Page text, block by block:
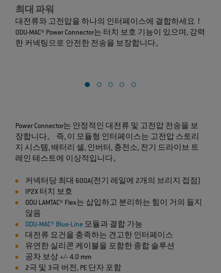
최대 파워
대전류와 고전압을 하나의 인터페이스에 결합하세요！
ODU-MAC® Power Connector는 터치 보호 기능이 있으며, 강력
한 커넥팅으로 안전한 전송을 보장합니다。
Power Connector는 안정적인 대전류 및 고전압 전송을 보
장합니다。 즉, 이 모듈형 인터페이스는 고전압 스토리
지 시스템, 배터리 셀, 인버터, 충전소, 전기 드라이브 트
레인 테스트에 이상적입니다。
커넥터당 최대 600A(전기 레일에 2개의 브리지 접점)
IP2X 터치 보호
ODU LAMTAC® Flex는 삽입하고 분리하는 힘이 거의 들지
않음
ODU-MAC® Blue-Line 모듈과 결합 가능
대전류 요건을 충족하는 견고한 인터페이스
유연한 실리콘 케이블을 포함한 종합 솔루션
공차 보상 +/- 4.0 mm
2극 및 3극 버전, PE 단자 포함